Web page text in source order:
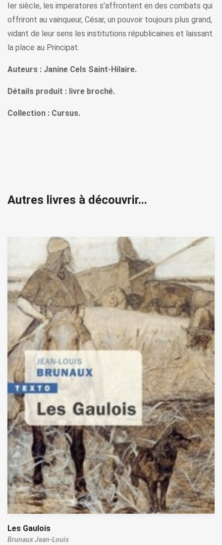
Ier siècle, les imperatores s’affrontent en des combats qui
offriront au vainqueur, César, un pouvoir toujours plus grand,
vidant de leur sens les institutions républicaines et laissant
la place au Principat.
Auteurs : Janine Cels Saint-Hilaire.
Détails produit : livre broché.
Collection : Cursus.
Autres livres à découvrir...
Les Gaulois
Brunaux Jean-Louis